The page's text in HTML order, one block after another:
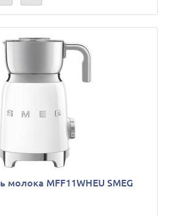
молока MFF11WHEU SMEG